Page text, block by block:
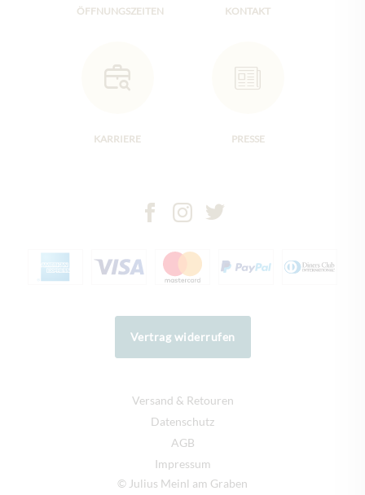
ÖFFNUNGSZEITEN KONTAKT
KARRIERE PRESSE
Vertrag widerrufen
Versand & Retouren
Datenschutz
AGB
Impressum
© Julius Meinl am Graben